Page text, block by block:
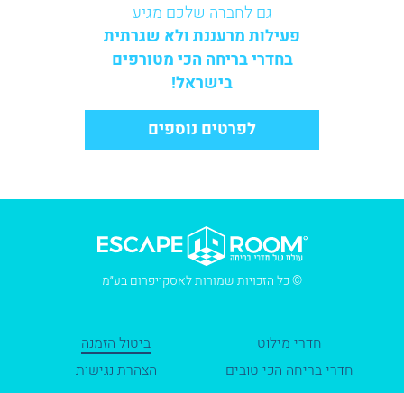
גם לחברה שלכם מגיע
פעילות מרעננת ולא שגרתית
בחדרי בריחה הכי מטורפים
בישראל!
לפרטים נוספים
© כל הזכויות שמורות לאסקייפרום בע״מ
ביטול הזמנה
הצהרת נגישות
חדרי מילוט
חדרי בריחה הכי טובים